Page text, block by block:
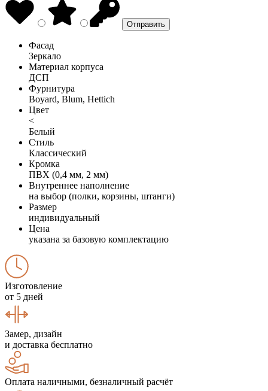
Фасад
Зеркало
Материал корпуса
ДСП
Фурнитура
Boyard, Blum, Hettich
Цвет
<
Белый
Стиль
Классический
Кромка
ПВХ (0,4 мм, 2 мм)
Внутреннее наполнение
на выбор (полки, корзины, штанги)
Размер
индивидуальный
Цена
указана за базовую комплектацию
Изготовление
от 5 дней
Замер, дизайн
и доставка бесплатно
Оплата наличными, безналичный расчёт